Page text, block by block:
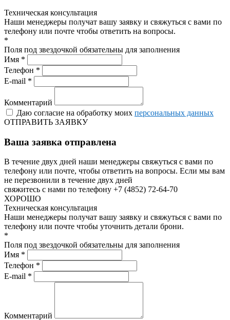
Техническая консультация
Наши менеджеры получат вашу заявку и свяжуться с вами по
телефону или почте чтобы ответить на вопросы.
*
Поля под звездочкой обязательны для заполнения
Имя *
Телефон *
E-mail *
Комментарий
Даю согласие на обработку моих персональных данных
ОТПРАВИТЬ ЗАЯВКУ
Ваша заявка отправлена
В течение двух дней наши менеджеры свяжуться с вами по
телефону или почте, чтобы ответить на вопросы. Если мы вам
не перезвонили в течение двух дней
свяжитесь с нами по телефону +7 (4852) 72-64-70
ХОРОШО
Техническая консультация
Наши менеджеры получат вашу заявку и свяжуться с вами по
телефону или почте чтобы уточнить детали брони.
*
Поля под звездочкой обязательны для заполнения
Имя *
Телефон *
E-mail *
Комментарий